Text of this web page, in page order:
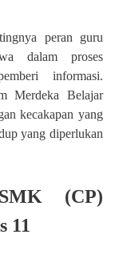
peran guru
dalam proses
informasi.
Merdeka Belajar
kecakapan yang
yang diperlukan
(CP)
11